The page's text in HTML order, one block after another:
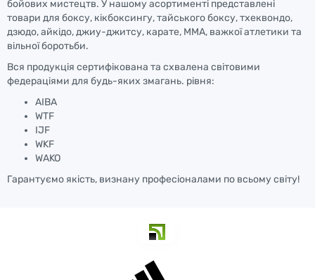
бойових мистецтв. У нашому асортименті представлені
товари для боксу, кікбоксингу, тайського боксу, тхеквондо,
дзюдо, айкідо, джиу-джитсу, карате, ММА, важкої атлетики та
вільної боротьби.
Вся продукція сертифікована та схвалена світовими
федераціями для будь-яких змагань. рівня:
AIBA
WTF
IJF
WKF
WAKO
Гарантуємо якість, визнану професіоналами по всьому світу!